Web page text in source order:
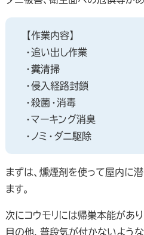
【作業内容】
・追い出し作業
・糞清掃
・侵入経路封鎖
・殺菌・消毒
・マーキング消臭
・ノミ・ダニ駆除
まずは、燻煙剤を使って屋内に
ます。
次にコウモリには帰巣本能があ
目の他、普段気が付かないよう